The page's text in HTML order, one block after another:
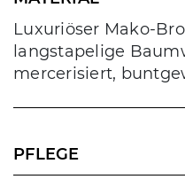
Luxuriöser Mako-
langstapelige
mercerisiert,
PFLEGE